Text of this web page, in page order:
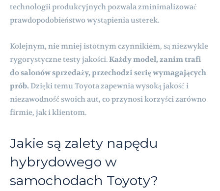
technologii produkcyjnych pozwala zminimalizować
prawdopodobieństwo wystąpienia usterek.
Kolejnym, nie mniej istotnym czynnikiem, są niezwykle
rygorystyczne testy jakości.Każdy model, zanim trafi
do salonów sprzedaży, przechodzi serię wymagających
prób. Dzięki temu Toyota zapewnia wysoką jakość i
niezawodność swoich aut, co przynosi korzyści zarówno
firmie, jak i klientom.
Jakie są zalety napędu
hybrydowego w
samochodach Toyoty?